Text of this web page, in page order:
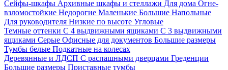
Сейфы-шкафы Архивные шкафы и стеллажи Для дома Огне-
взломостойкие Недорогие Маленькие Большие Напольные
Для руководителя Низкие по высоте Угловые
Темные оттенки С 4 выдвижными ящиками С 3 выдвижными
ящиками Серые Офисные для документов Большие размеры
Тумбы белые Подкатные на колесах
Деревянные и ЛДСП С распашными дверцами Греденции
Большие размеры Приставные тумбы